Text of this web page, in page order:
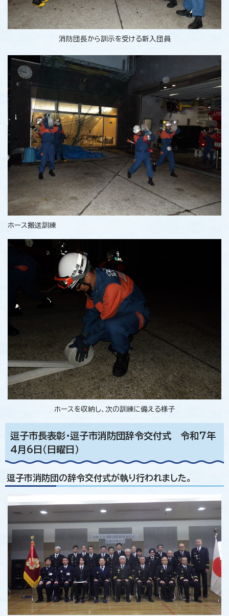
消防団長から訓示を受ける新入団員
ホース搬送訓練
ホースを収納し、次の訓練に備える様子
逗子市長表彰・逗子市消防団辞令交付式 令和7年
4月6日（日曜日）
逗子市消防団の辞令交付式が執り行われました。